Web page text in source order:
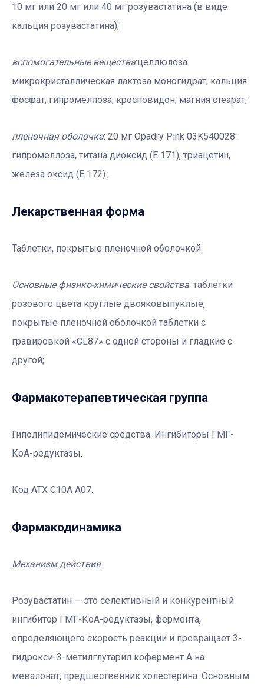
10 мг или 20 мг или 40 мг розувастатина (в виде
кальция розувастатина);
вспомогательные вещества:целлюлоза
микрокристаллическая лактоза моногидрат, кальция
фосфат; гипромеллоза; кросповидон; магния стеарат;
пленочная оболочка: 20 мг Opadry Pink 03K540028:
гипромеллоза, титана диоксид (Е 171), триацетин,
железа оксид (E 172).;
Лекарственная форма
Таблетки, покрытые пленочной оболочкой.
Основные физико-химические свойства: таблетки
розового цвета круглые двояковыпуклые,
покрытые пленочной оболочкой таблетки с
гравировкой «CL87» с одной стороны и гладкие с
другой;
Фармакотерапевтичеcкая группа
Гиполипидемические средства. Ингибиторы ГМГ-
КоА-редуктазы.
Код АТХ С10A A07.
Фармакодинамика
Механизм действия
Розувастатин — это селективный и конкурентный
ингибитор ГМГ-КоА-редуктазы, фермента,
определяющего скорость реакции и превращает 3-
гидрокси-3-метилглутарил кофермент А на
мевалонат, предшественник холестерина. Основным